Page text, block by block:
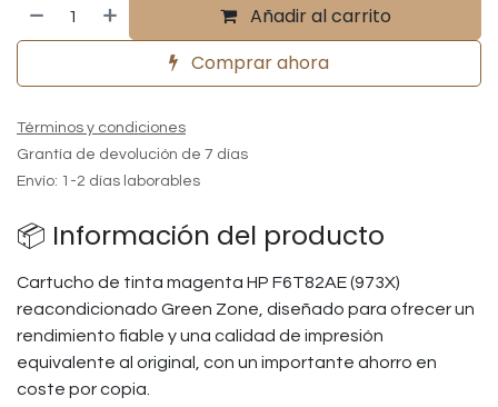
Añadir al carrito
Comprar ahora
Términos y condiciones
Grantía de devolución de 7 días
Envío: 1-2 días laborables
📦 Información del producto
Cartucho de tinta magenta HP F6T82AE (973X)
reacondicionado Green Zone, diseñado para ofrecer un
rendimiento fiable y una calidad de impresión
equivalente al original, con un importante ahorro en
coste por copia.